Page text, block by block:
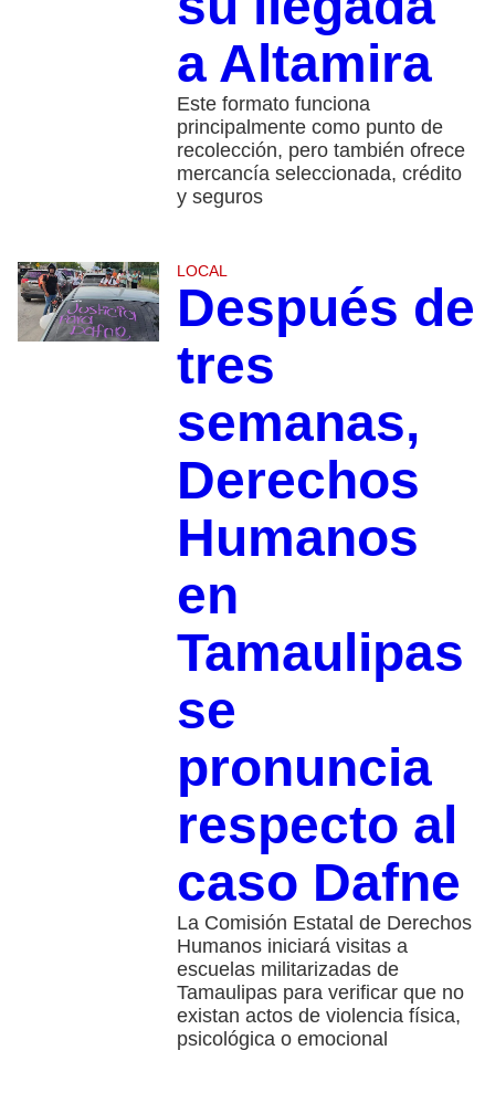
a Altamira
Este formato funciona
principalmente como punto de
recolección, pero también ofrece
mercancía seleccionada, crédito
y seguros
LOCAL
Después de
tres
semanas,
Derechos
Humanos
en
Tamaulipas
se
pronuncia
respecto al
caso Dafne
La Comisión Estatal de Derechos
Humanos iniciará visitas a
escuelas militarizadas de
Tamaulipas para verificar que no
existan actos de violencia física,
psicológica o emocional